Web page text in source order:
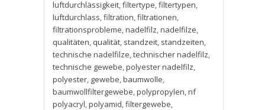
luftdurchlässigkeit,filtertype,filtertypen,
luftdurchlass,filtration,filtrationen,
filtrationsprobleme,nadelfilz,nadelfilze,
qualitäten, qualität, standzeit, standzeiten,
technische nadelfilze,technischer nadelfilz,
technische gewebe,polyester nadelfilz,
polyester, gewebe,baumwolle,
baumwollfiltergewebe,polypropylen,nf
polyacryl,polyamid,filtergewebe,